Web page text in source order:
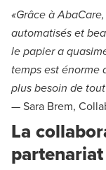
«Grâce à
automatisés et
le papier a
temps est énorme
plus besoin de
— Sara Brem,
La